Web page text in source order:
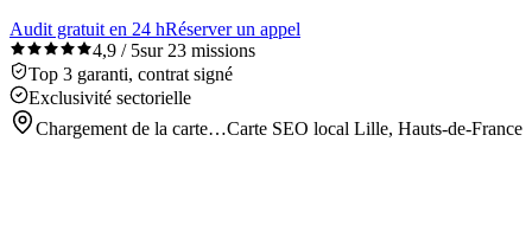
Audit gratuit en 24 hRéserver un appel
4,9 / 5sur 23 missions
Top 3 garanti, contrat signé
Exclusivité sectorielle
Chargement de la carte…Carte SEO local Lille, Hauts-de-France